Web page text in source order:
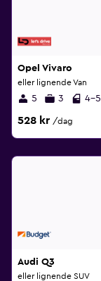
Opel Vivaro
eller lignende Van
5 3 4-5
528 kr /dag
Audi Q3
eller lignende SUV